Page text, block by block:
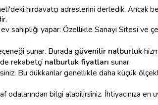
hırdavatçı adreslerini derledik. Ancak
sahipliği yapar. Özellikle Sanayi Sitesi ve
sunar. Burada güvenilir nalburluk
rekabetçi nalburluk fiyatları sunar.
Bu dükkanlar genellikle daha küçük
bilgi alabilirsiniz. İhtiyacınıza en